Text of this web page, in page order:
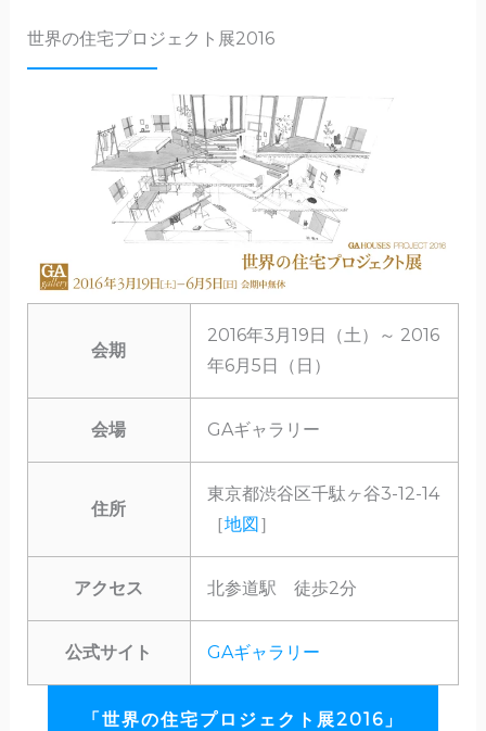
世界の住宅プロジェクト展2016
会期
2016年3月19日（土）～ 2016
年6月5日（日）
会場 GAギャラリー
住所
東京都渋谷区千駄ヶ谷3-12-14
［地図］
アクセス 北参道駅 徒歩2分
公式サイト GAギャラリー
「世界の住宅プロジェクト展2016」